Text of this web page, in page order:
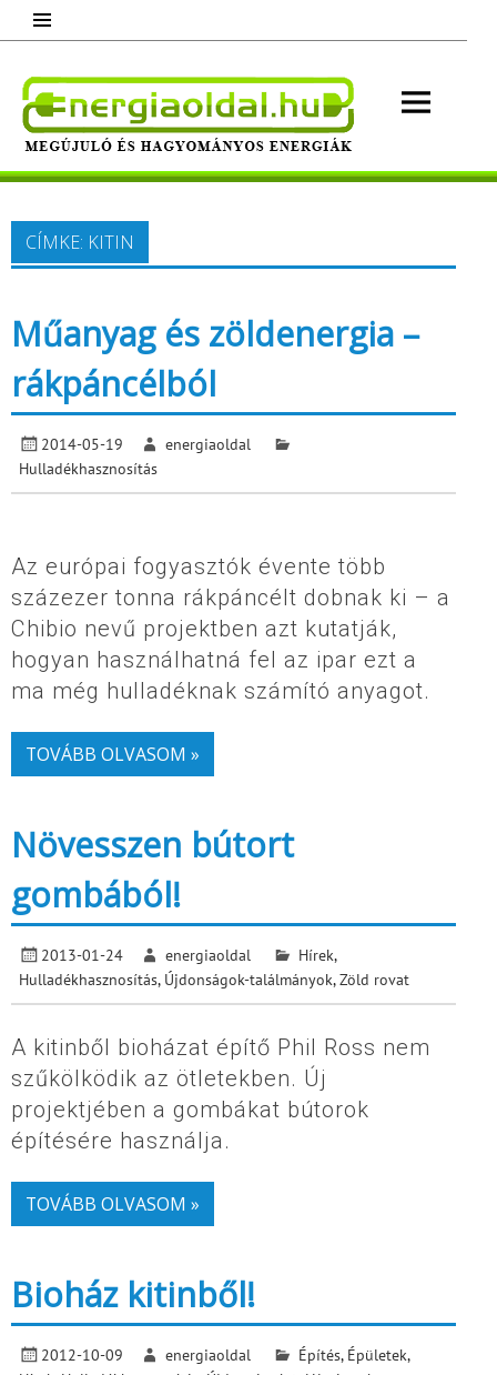
content
Megújuló és hagyományos energiák.
Minden, ami energia!
CÍMKE: KITIN
Műanyag és zöldenergia –
rákpáncélból
2014-05-19
energiaoldal
Hulladékhasznosítás
Az európai fogyasztók évente több
százezer tonna rákpáncélt dobnak ki – a
Chibio nevű projektben azt kutatják,
hogyan használhatná fel az ipar ezt a
ma még hulladéknak számító anyagot.
TOVÁBB OLVASOM »
Növesszen bútort
gombából!
2013-01-24 energiaoldal Hírek,
Hulladékhasznosítás, Újdonságok-találmányok,Zöld rovat
A kitinből bioházat építő Phil Ross nem
szűkölködik az ötletekben. Új
projektjében a gombákat bútorok
építésére használja.
TOVÁBB OLVASOM »
Bioház kitinből!
2012-10-09 energiaoldal Építés, Épületek,